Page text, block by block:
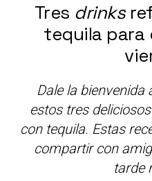
Tres drinks
tequila
Dale la
estos tres
con tequila. Estas
compartir con
tarde